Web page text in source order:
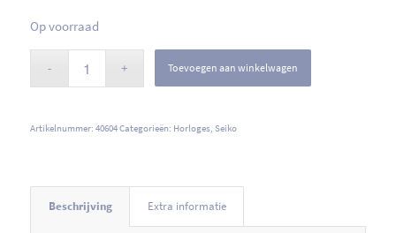
Op voorraad
Toevoegen aan winkelwagen
Artikelnummer: 40604Categorieën: Horloges Seiko
Beschrijving Extra informatie